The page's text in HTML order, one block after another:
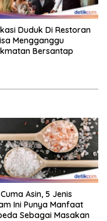
Duduk Di Restoran
Mengganggu
Bersantap
Asin, 5 Jenis
Ini Punya Manfaat
Sebagai Masakan